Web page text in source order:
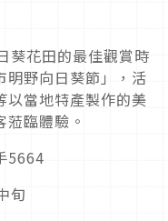
葵花田的最佳觀賞時
明野向日葵節」，活
以當地特產製作的美
臨體驗。
5664
旬